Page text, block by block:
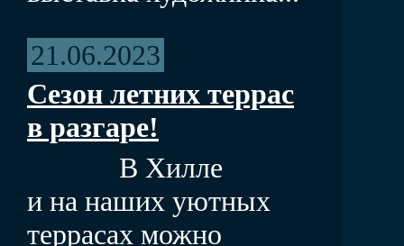
21.06.2023
Сезон летних террас
в разгаре!
В Хилле
и на наших уютных
террасах можно